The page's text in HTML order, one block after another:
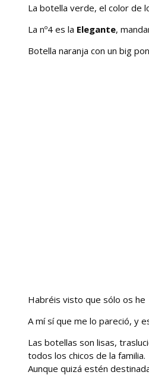
La botella verde, el color de
La nº4 es la Elegante,
Botella naranja con un big
Habréis visto que sólo os he
A mí sí que me lo pareció, y
Las botellas son lisas,
todos los chicos de la familia.
Aunque quizá estén